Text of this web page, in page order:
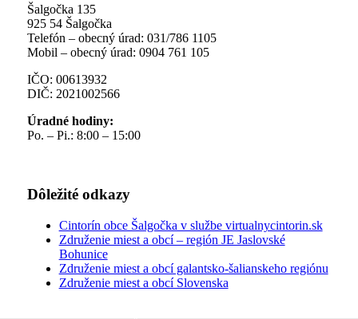
Šalgočka 135
925 54 Šalgočka
Telefón – obecný úrad: 031/786 1105
Mobil – obecný úrad: 0904 761 105
IČO: 00613932
DIČ: 2021002566
Úradné hodiny:
Po. – Pi.: 8:00 – 15:00
Dôležité odkazy
Cintorín obce Šalgočka v službe virtualnycintorin.sk
Združenie miest a obcí – región JE Jaslovské
Bohunice
Združenie miest a obcí galantsko-šalianskeho regiónu
Združenie miest a obcí Slovenska